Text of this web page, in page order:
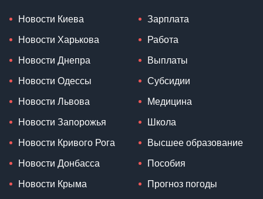
Новости Киева
Новости Харькова
Новости Днепра
Новости Одессы
Новости Львова
Новости Запорожья
Новости Кривого Рога
Новости Донбасса
Новости Крыма
Зарплата
Работа
Выплаты
Субсидии
Медицина
Школа
Высшее образование
Пособия
Прогноз погоды